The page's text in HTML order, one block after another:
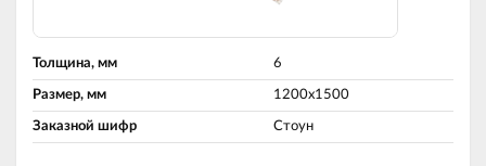
Толщина, мм 6
Размер, мм 1200х1500
Заказной шифр Стоун